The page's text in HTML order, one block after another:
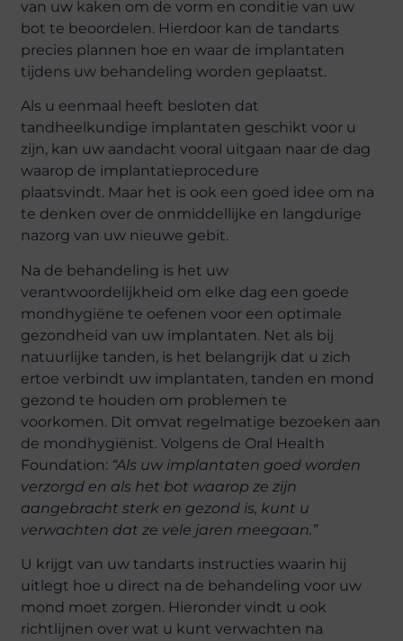
van uw kaken om de vorm en conditie van uw
bot te beoordelen. Hierdoor kan de tandarts
precies plannen hoe en waar de implantaten
tijdens uw behandeling worden geplaatst.
Als u eenmaal heeft besloten dat
tandheelkundige implantaten geschikt voor u
zijn, kan uw aandacht vooral uitgaan naar de dag
waarop de implantatieprocedure
plaatsvindt. Maar het is ook een goed idee om na
te denken over de onmiddellijke en langdurige
nazorg van uw nieuwe gebit.
Na de behandeling is het uw
verantwoordelijkheid om elke dag een goede
mondhygiëne te oefenen voor een optimale
gezondheid van uw implantaten. Net als bij
natuurlijke tanden, is het belangrijk dat u zich
ertoe verbindt uw implantaten, tanden en mond
gezond te houden om problemen te
voorkomen. Dit omvat regelmatige bezoeken aan
de mondhygiënist. Volgens de Oral Health
Foundation: “Als uw implantaten goed worden
verzorgd en als het bot waarop ze zijn
aangebracht sterk en gezond is, kunt u
verwachten dat ze vele jaren meegaan.”
U krijgt van uw tandarts instructies waarin hij
uitlegt hoe u direct na de behandeling voor uw
mond moet zorgen. Hieronder vindt u ook
richtlijnen over wat u kunt verwachten na